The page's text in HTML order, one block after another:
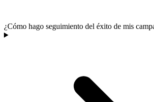
¿Cómo hago seguimiento del éxito de mis